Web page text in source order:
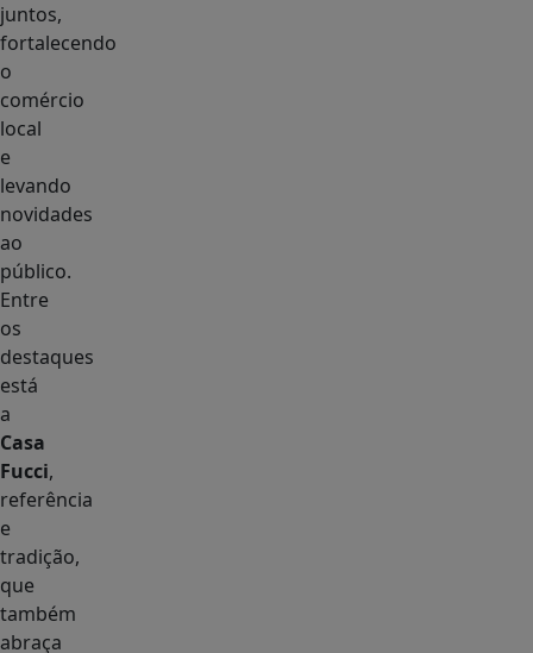
juntos,
fortalecendo
o
comércio
local
e
levando
novidades
ao
público.
Entre
os
destaques
está
a
Casa
Fucci,
referência
e
tradição,
que
também
abraça